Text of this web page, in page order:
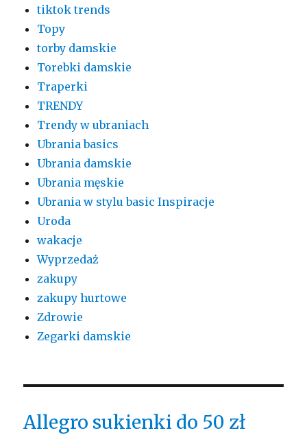
tiktok trends
Topy
torby damskie
Torebki damskie
Traperki
TRENDY
Trendy w ubraniach
Ubrania basics
Ubrania damskie
Ubrania męskie
Ubrania w stylu basic Inspiracje
Uroda
wakacje
Wyprzedaż
zakupy
zakupy hurtowe
Zdrowie
Zegarki damskie
Allegro sukienki do 50 zł